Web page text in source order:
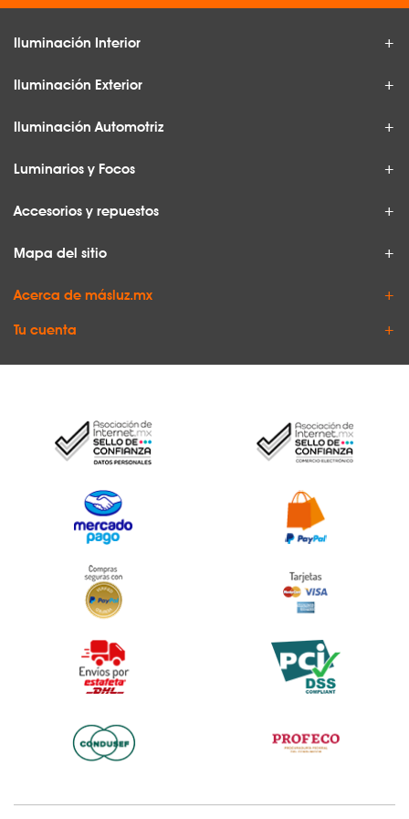
Iluminación Interior
Iluminación Exterior
Iluminación Automotriz
Luminarios y Focos
Accesorios y repuestos
Mapa del sitio
Acerca de másluz.mx
Tu cuenta